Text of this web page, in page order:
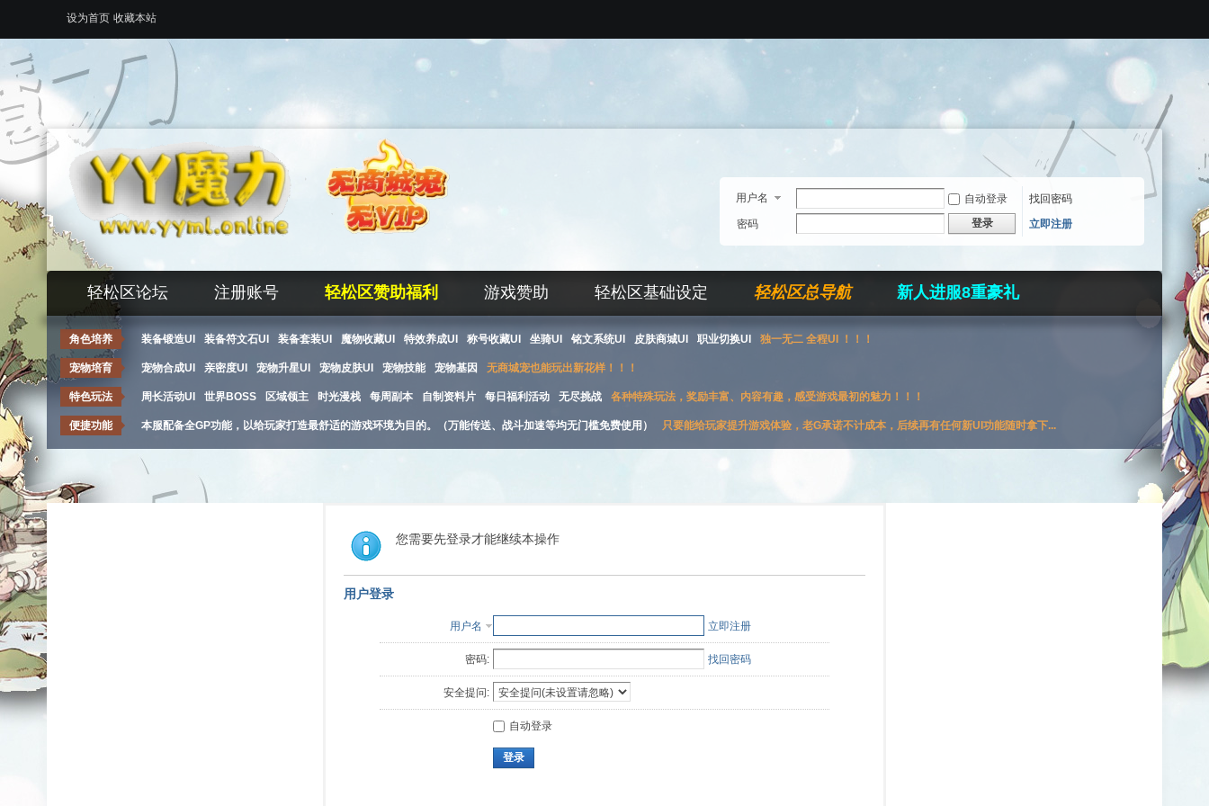
设为首页 收藏本站
用户名 自动登录
找回密码
密码
登录 立即注册
轻松区论坛 注册账号 轻松区赞助福利 游戏赞助 轻松区基础设定 轻松区总导航 新人进服8重豪礼
角色培养 装备锻造UI 装备符文石UI 装备套装UI 魔物收藏UI 特效养成UI 称号收藏UI 坐骑UI 铭文系统UI 皮肤商城UI 职业切换UI 独一无二 全程UI ！！！
宠物培育 宠物合成UI 亲密度UI 宠物升星UI 宠物皮肤UI 宠物技能 宠物基因 无商城宠也能玩出新花样！！！
特色玩法 周长活动UI 世界BOSS 区域领主 时光漫栈 每周副本 自制资料片 每日福利活动 无尽挑战 各种特殊玩法，奖励丰富、内容有趣，感受游戏最初的魅力！！！
便捷功能 本服配备全GP功能，以给玩家打造最舒适的游戏环境为目的。（万能传送、战斗加速等均无门槛免费使用） 只要能给玩家提升游戏体验，老G承诺不计成本，后续再有任何新UI功能随时拿下...
您需要先登录才能继续本操作
用户登录
用户名 立即注册
密码: 找回密码
安全提问:
自动登录
登录